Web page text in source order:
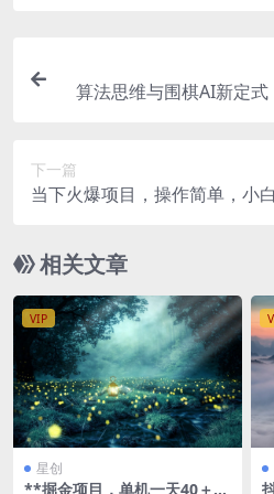
算法思维与围棋AI新定
下一篇
当下火爆项目，操作简单，小
相关文章
VIP
星创
**掘金项目，单机一天40＋，